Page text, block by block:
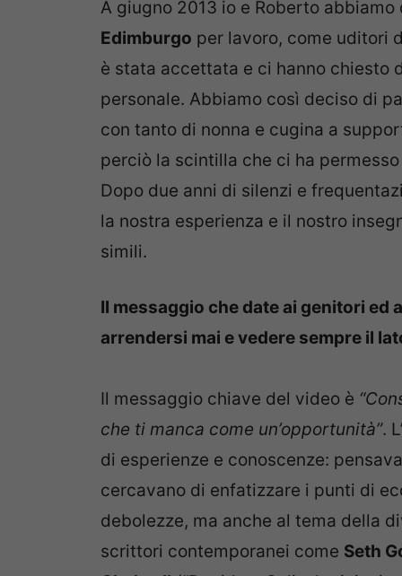
A giugno 2013 io e Roberto
Edimburgo per lavoro, come uditori
è stata accettata e ci hanno chiesto
personale. Abbiamo così deciso di
con tanto di nonna e cugina a
perciò la scintilla che ci ha
Dopo due anni di silenzi e
la nostra esperienza e il nostro
simili.
Il messaggio che date ai genitori ed
arrendersi mai e vedere sempre il
Il messaggio chiave del video è
che ti manca come un’opportunità”.
di esperienze e conoscenze:
cercavano di enfatizzare i punti di
debolezze, ma anche al tema della
scrittori contemporanei come Seth